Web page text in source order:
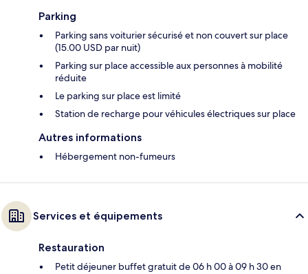
Parking
Parking sans voiturier sécurisé et non couvert sur place
(15.00 USD par nuit)
Parking sur place accessible aux personnes à mobilité
réduite
Le parking sur place est limité
Station de recharge pour véhicules électriques sur place
Autres informations
Hébergement non-fumeurs
Services et équipements
Restauration
Petit déjeuner buffet gratuit de 06 h 00 à 09 h 30 en